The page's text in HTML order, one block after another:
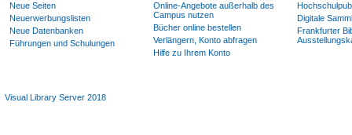
Neue Seiten
Neuerwerbungslisten
Neue Datenbanken
Führungen und Schulungen
Online-Angebote außerhalb des
Campus nutzen
Bücher online bestellen
Verlängern, Konto abfragen
Hilfe zu Ihrem Konto
Digitale
Frankfurter
Visual Library Server 2018